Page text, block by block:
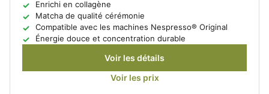
Enrichi en collagène
Matcha de qualité cérémonie
Compatible avec les machines Nespresso® Original
Énergie douce et concentration durable
Voir les détails
Voir les prix